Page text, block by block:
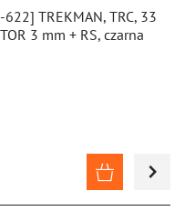
TREKMAN, TRC, 33
3 mm + RS, czarna